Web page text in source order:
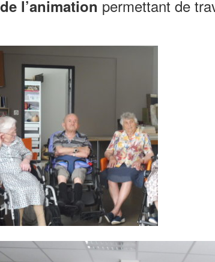
l’animation permettant de